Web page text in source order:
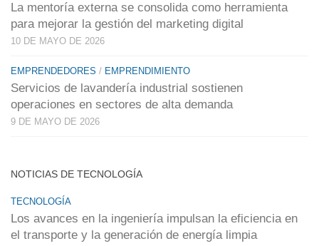
La mentoría externa se consolida como herramienta
para mejorar la gestión del marketing digital
10 DE MAYO DE 2026
EMPRENDEDORES / EMPRENDIMIENTO
Servicios de lavandería industrial sostienen
operaciones en sectores de alta demanda
9 DE MAYO DE 2026
NOTICIAS DE TECNOLOGÍA
TECNOLOGÍA
Los avances en la ingeniería impulsan la eficiencia en
el transporte y la generación de energía limpia